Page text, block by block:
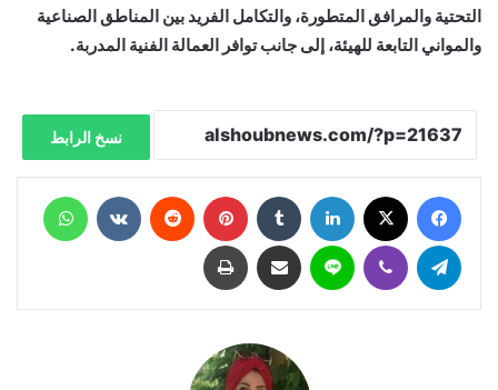
التحتية والمرافق المتطورة، والتكامل الفريد بين المناطق الصناعية
والمواني التابعة للهيئة، إلى جانب توافر العمالة الفنية المدربة.
نسخ الرابط